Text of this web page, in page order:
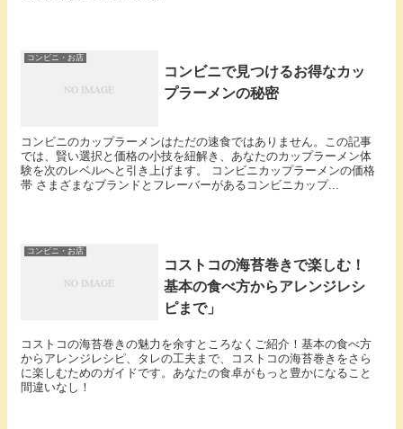
コンビニ・お店
コンビニで見つけるお得なカッ
プラーメンの秘密
コンビニのカップラーメンはただの速食ではありません。この記事
では、賢い選択と価格の小技を紐解き、あなたのカップラーメン体
験を次のレベルへと引き上げます。 コンビニカップラーメンの価格
帯 さまざまなブランドとフレーバーがあるコンビニカップ...
コンビニ・お店
コストコの海苔巻きで楽しむ！
基本の食べ方からアレンジレシ
ピまで」
コストコの海苔巻きの魅力を余すところなくご紹介！基本の食べ方
からアレンジレシピ、タレの工夫まで、コストコの海苔巻きをさら
に楽しむためのガイドです。あなたの食卓がもっと豊かになること
間違いなし！